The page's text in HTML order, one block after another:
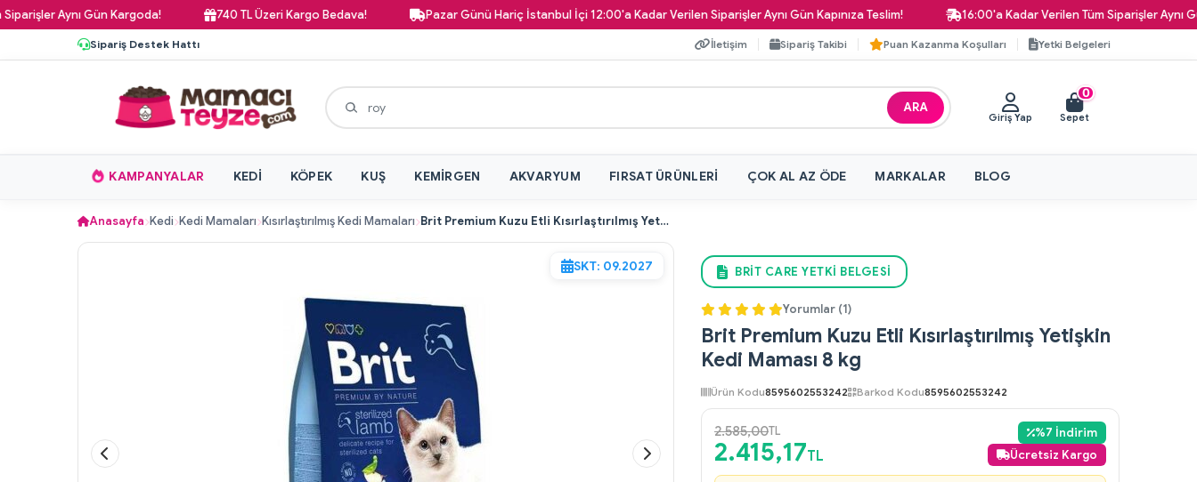
Aynı Gün Kargoda! 740 TL Üzeri Kargo Bedava! Pazar Günü Hariç İstanbul İçi 12:00'a Kadar Verilen Siparişler Aynı Gün Kapınıza Teslim! 16:00'a Kadar Verilen Tüm Siparişler Aynı Gün
Sipariş Destek Hattı İletişim Sipariş Takibi Puan Kazanma Koşulları Yetki Belgeleri
ARA
Giriş Yap
0
Sepet
KAMPANYALAR KEDI KÖPEK KUŞ KEMIRGEN AKVARYUM FIRSAT ÜRÜNLERI ÇOK AL AZ ÖDE MARKALAR BLOG
Anasayfa Kedi Kedi Mamaları Kısırlaştırılmış Kedi Mamaları Brit Premium Kuzu Etli Kısırlaştırılmış Yetişkin Kedi Maması 8 kg
SKT: 09.2027 BRIT CARE YETKI BELGESI
Yorumlar (1)
Brit Premium Kuzu Etli Kısırlaştırılmış Yetişkin
Kedi Maması 8 kg
Ürün Kodu8595602553242 Barkod Kodu8595602553242
2.585,00TL
2.415,17TL
%7 İndirim
Ücretsiz Kargo